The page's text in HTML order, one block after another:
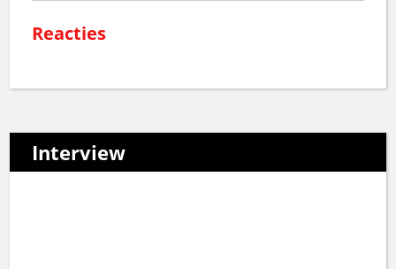
Reacties
Interview